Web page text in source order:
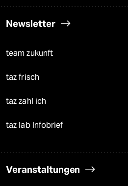
Newsletter
team zukunft
taz frisch
taz zahl ich
taz lab Infobrief
Veranstaltungen